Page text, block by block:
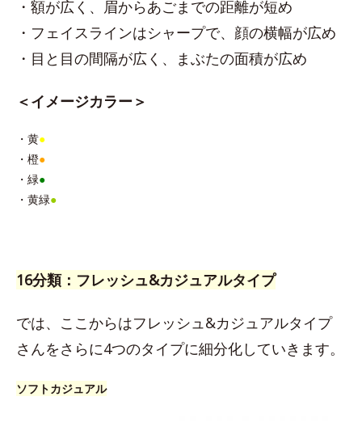
・額が広く、眉からあごまでの距離が短め
・フェイスラインはシャープで、顔の横幅が広め
・目と目の間隔が広く、まぶたの面積が広め
＜イメージカラー＞
・黄●
・橙●
・緑●
・黄緑●
16分類：フレッシュ&カジュアルタイプ
では、ここからはフレッシュ&カジュアルタイプ
さんをさらに4つのタイプに細分化していきます。
ソフトカジュアル